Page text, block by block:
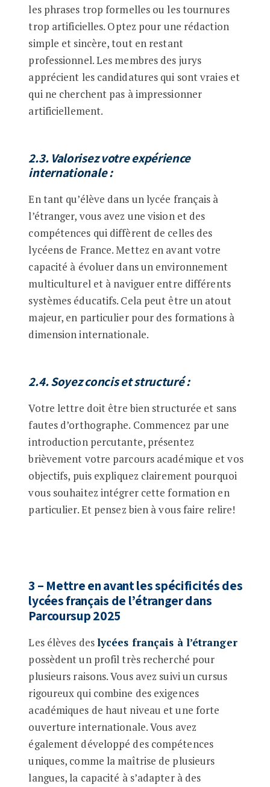
les phrases trop formelles ou les tournures
trop artificielles. Optez pour une rédaction
simple et sincère, tout en restant
professionnel. Les membres des jurys
apprécient les candidatures qui sont vraies et
qui ne cherchent pas à impressionner
artificiellement.
2.3. Valorisez votre expérience
internationale:
En tant qu’élève dans un lycée français à
l’étranger, vous avez une vision et des
compétences qui diffèrent de celles des
lycéens de France. Mettez en avant votre
capacité à évoluer dans un environnement
multiculturel et à naviguer entre différents
systèmes éducatifs. Cela peut être un atout
majeur, en particulier pour des formations à
dimension internationale.
2.4. Soyez concis et structuré:
Votre lettre doit être bien structurée et sans
fautes d’orthographe. Commencez par une
introduction percutante, présentez
brièvement votre parcours académique et vos
objectifs, puis expliquez clairement pourquoi
vous souhaitez intégrer cette formation en
particulier. Et pensez bien à vous faire relire!
3 – Mettre en avant les spécificités des
lycées français de l’étranger dans
Parcoursup 2025
Les élèves deslycées français à l’étranger
possèdent un profil très recherché pour
plusieurs raisons. Vous avez suivi un cursus
rigoureux qui combine des exigences
académiques de haut niveau et une forte
ouverture internationale. Vous avez
également développé des compétences
uniques, comme la maîtrise de plusieurs
langues, la capacité à s’adapter à des